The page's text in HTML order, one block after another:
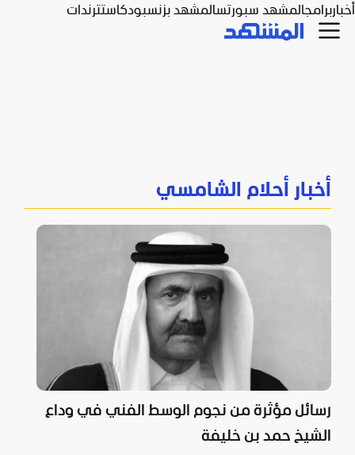
أخباربرامجالمشهد سبورتسالمشهد بزنسبودكاستترندات
أخبار أحلام الشامسي
رسائل مؤثرة من نجوم الوسط الفني في وداع
الشيخ حمد بن خليفة